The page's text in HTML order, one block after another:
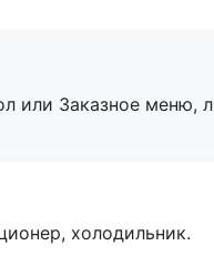
или Заказное меню,
холодильник.